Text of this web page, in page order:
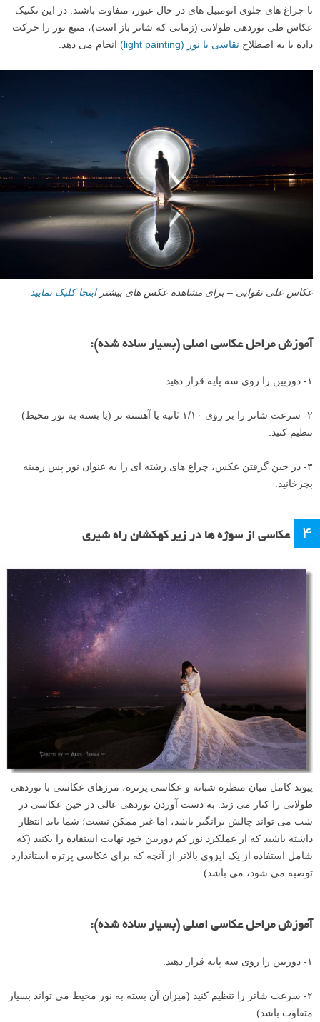
تا چراغ های جلوی اتومبیل های در حال عبور، متفاوت باشند. در این تکنیک
عکاس طی نوردهی طولانی (زمانی که شاتر باز است)، منبع نور را حرکت
داده یا به اصطلاح نقاشی با نور (light painting) انجام می دهد.
عکاس علی تقوایی – برای مشاهده عکس های بیشتراینجا کلیک نمایید
آموزش مراحل عکاسی اصلی (بسیار ساده شده):
۱- دوربین را روی سه پایه قرار دهید.
۲- سرعت شاتر را بر روی ۱/۱۰ ثانیه یا آهسته تر (یا بسته به نور محیط)
تنظیم کنید.
۳- در حین گرفتن عکس، چراغ های رشته ای را به عنوان نور پس زمینه
بچرخانید.
۴ عکاسی از سوژه ها در زیر کهکشان راه شیری
پیوند کامل میان منظره شبانه و عکاسی پرتره، مرزهای عکاسی با نوردهی
طولانی را کنار می زند. به دست آوردن نوردهی عالی در حین عکاسی در
شب می تواند چالش برانگیز باشد، اما غیر ممکن نیست؛ شما باید انتظار
داشته باشید که از عملکرد نور کم دوربین خود نهایت استفاده را بکنید (که
شامل استفاده از یک ایزوی بالاتر از آنچه که برای عکاسی پرتره استاندارد
توصیه می شود، می باشد).
آموزش مراحل عکاسی اصلی (بسیار ساده شده):
۱- دوربین را روی سه پایه قرار دهید.
۲- سرعت شاتر را تنظیم کنید (میزان آن بسته به نور محیط می تواند بسیار
متفاوت باشد).